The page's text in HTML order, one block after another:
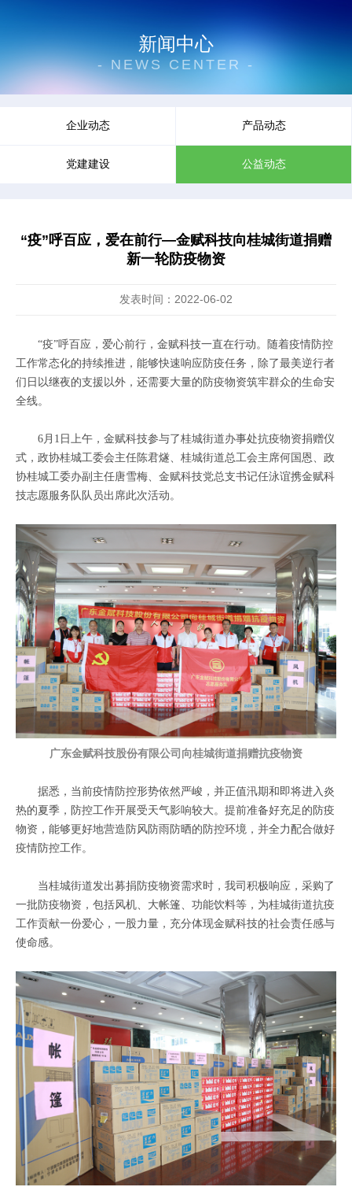
新闻中心
- NEWS CENTER -
企业动态 产品动态
党建建设 公益动态
“疫”呼百应，爱在前行—金赋科技向桂城街道捐赠
新一轮防疫物资
发表时间：2022-06-02
“疫”呼百应，爱心前行，金赋科技一直在行动。随着疫情防控
工作常态化的持续推进，能够快速响应防疫任务，除了最美逆行者
们日以继夜的支援以外，还需要大量的防疫物资筑牢群众的生命安
全线。
6月1日上午，金赋科技参与了桂城街道办事处抗疫物资捐赠仪
式，政协桂城工委会主任陈君燧、桂城街道总工会主席何国恩、政
协桂城工委办副主任唐雪梅、金赋科技党总支书记任泳谊携金赋科
技志愿服务队队员出席此次活动。
广东金赋科技股份有限公司向桂城街道捐赠抗疫物资
据悉， 当前疫情防控形势依然严峻，并正值汛期和即将进入炎
热的夏季，防控工作开展受天气影响较大。 提前准备好充足的防疫
物资，能够更好地营造防风防雨防晒的防控环境， 并全力 配合做好
疫情防控工作。
当桂城街道发出募捐防疫物资需求时，我司积极响应，采购了
一批防疫物资，包括风机、大帐篷、功能饮料等，为桂城街道抗疫
工作贡献一份爱心，一股力量，充分体现金赋科技的社会责任感与
使命感。